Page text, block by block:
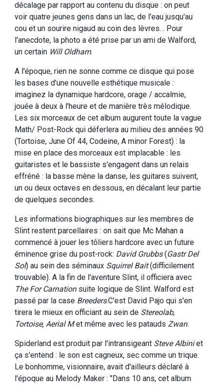
décalage par rapport au contenu du disque : on peut
voir quatre jeunes gens dans un lac, de l'eau jusqu'au
cou et un sourire nigaud au coin des lèvres… Pour
l'anecdote, la photo a été prise par un ami de Walford,
un certain Will Oldham.
A l'époque, rien ne sonne comme ce disque qui pose
les bases d'une nouvelle esthétique musicale :
imaginez la dynamique hardcore, orage / accalmie,
jouée à deux à l'heure et de manière très mélodique.
Les six morceaux de cet album augurent toute la vague
Math/ Post-Rock qui déferlera au milieu des années 90
(Tortoise, June Of 44, Codeine, A minor Forest) : la
mise en place des morceaux est implacable : les
guitaristes et le bassiste s'engagent dans un relais
effréné : la basse mène la danse, les guitares suivent,
un ou deux octaves en dessous, en décalant leur partie
de quelques secondes.
Les informations biographiques sur les membres de
Slint restent parcellaires : on sait que Mc Mahan a
commencé à jouer les tôliers hardcore avec un future
éminence grise du post-rock: David Grubbs(Gastr Del
Sol) au sein des séminaux Squirrel Bait(difficilement
trouvable). A la fin de l'aventure Slint, il officiera avec
The For Carnationsuite logique de Slint. Walford est
passé par la case Breeders.C'est David Pajo qui s'en
tirera le mieux en officiant au sein de Stereolab,
Tortoise, Aerial Met même avec les patauds Zwan.
Spiderland est produit par l'intransigeant Steve Albiniet
ça s'entend : le son est cagneux, sec comme un trique.
Le bonhomme, visionnaire, avait d'ailleurs déclaré à
l'époque au Melody Maker : "Dans 10 ans, cet album